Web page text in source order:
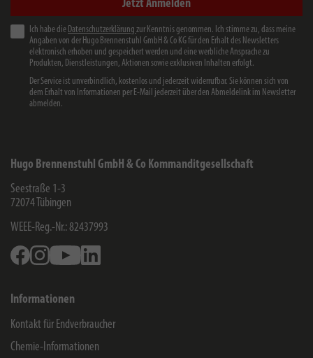
Jetzt Anmelden
Ich habe die Datenschutzerklärung zur Kenntnis genommen. Ich stimme zu, dass meine
Angaben von der Hugo Brennenstuhl GmbH & Co KG für den Erhalt des Newsletters
elektronisch erhoben und gespeichert werden und eine werbliche Ansprache zu
Produkten, Dienstleistungen, Aktionen sowie exklusiven Inhalten erfolgt.
Der Service ist unverbindlich, kostenlos und jederzeit widerrufbar. Sie können sich von
dem Erhalt von Informationen per E-Mail jederzeit über den Abmeldelink im Newsletter
abmelden.
Hugo Brennenstuhl GmbH & Co Kommanditgesellschaft
Seestraße 1-3
72074 Tübingen
WEEE-Reg.-Nr.: 82437993
FacebookInstagramYoutube
Informationen
Kontakt für Endverbraucher
Chemie-Informationen